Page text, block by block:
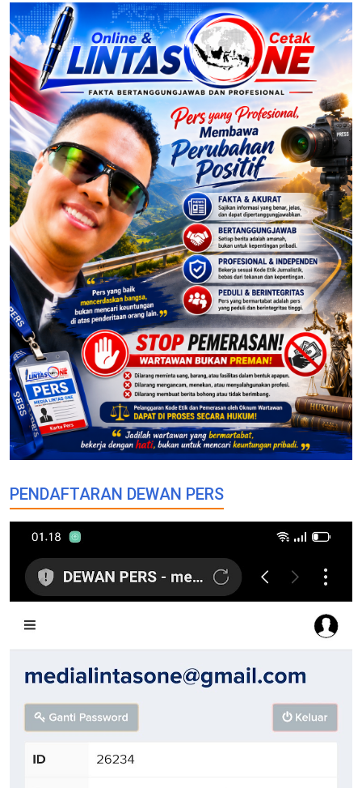
PENDAFTARAN DEWAN PERS